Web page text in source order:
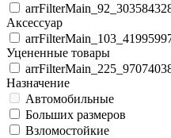
Аксессуар
Уцененные товары
Назначение
Автомобильные
Больших размеров
Взломостойкие